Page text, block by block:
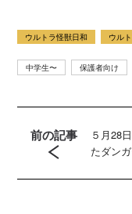
ウルトラ怪獣日和 ウル
中学生〜 保護者向け
前の記事
５月28
たダン